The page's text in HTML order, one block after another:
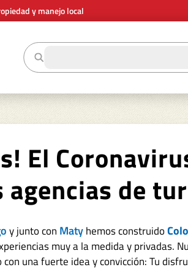
y manejo local
El
de
y junto con Matyhemos construido
muy a la medida y privadas.
una fuerte idea y convicción: Tu